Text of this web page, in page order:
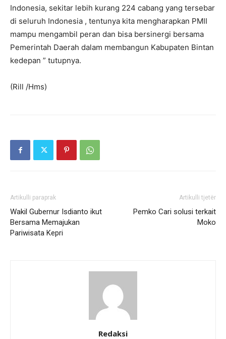
Indonesia, sekitar lebih kurang 224 cabang yang tersebar
di seluruh Indonesia , tentunya kita mengharapkan PMII
mampu mengambil peran dan bisa bersinergi bersama
Pemerintah Daerah dalam membangun Kabupaten Bintan
kedepan ” tutupnya.
(Rill /Hms)
Artikulli paraprak
Wakil Gubernur Isdianto ikut
Bersama Memajukan
Pariwisata Kepri
Artikulli tjetër
Pemko Cari solusi terkait
Moko
Redaksi